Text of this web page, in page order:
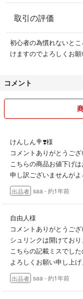
取引の評価
初心者の為慣れないと
けますのでよろしくお願
コメント
けんしん🍭❣️様
コメントありがとうござ
こちらの商品お値下げは
申し訳ございませんがよ
出品者 saa - 約1年前
自由人様
コメントありがとうござ
シュリンクは開けており
こちらの記載ミスでした
よろしくお願い申し上げ
出品者 saa - 約1年前